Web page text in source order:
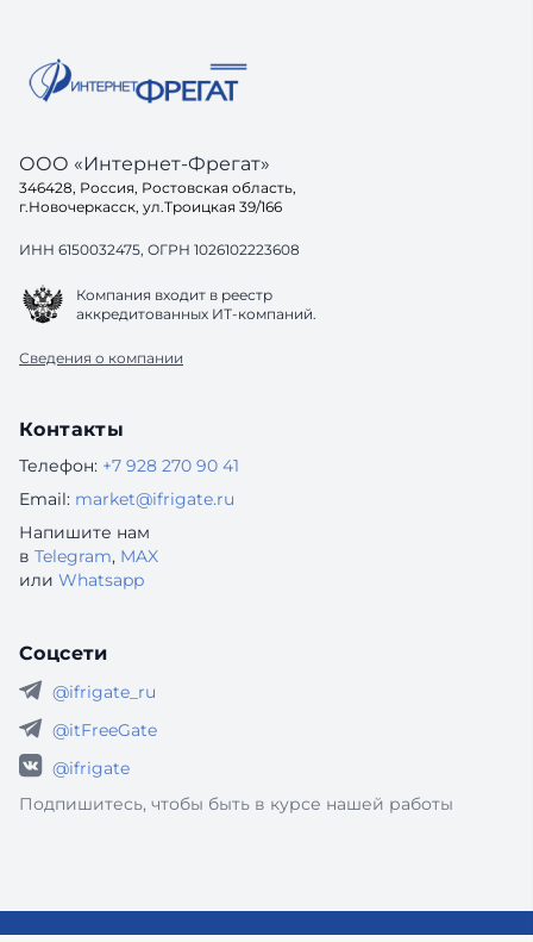
ООО «Интернет-Фрегат»
346428, Россия, Ростовская область,
г.Новочеркасск, ул.Троицкая 39/166
ИНН 6150032475, ОГРН 1026102223608
Компания входит в реестр
аккредитованных ИТ-компаний.
Сведения о компании
Контакты
Телефон: +7 928 270 90 41
Email: market@ifrigate.ru
Напишите нам
в Telegram, MAX
или Whatsapp
Соцсети
@ifrigate_ru
@itFreeGate
@ifrigate
Подпишитесь, чтобы быть в курсе нашей работы